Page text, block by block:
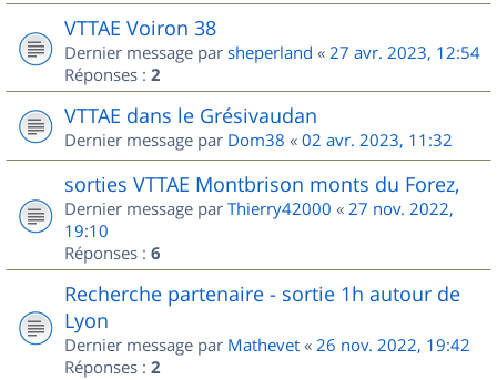
VTTAE Voiron 38
Dernier message par sheperland « 27 avr. 2023, 12:54
Réponses : 2
VTTAE dans le Grésivaudan
Dernier message par Dom38 « 02 avr. 2023, 11:32
sorties VTTAE Montbrison monts du Forez,
Dernier message par Thierry42000 « 27 nov. 2022,
19:10
Réponses : 6
Recherche partenaire - sortie 1h autour de
Lyon
Dernier message par Mathevet « 26 nov. 2022, 19:42
Réponses : 2